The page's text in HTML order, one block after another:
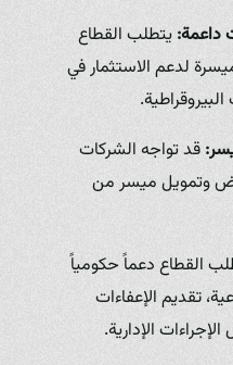
داعمة:يتطلب القطاع
لدعم الاستثمار في
قد تواجه الشركات
وتمويل ميسر من
القطاع دعماً حكومياً
تقديم الإعفاءات
الإدارية.